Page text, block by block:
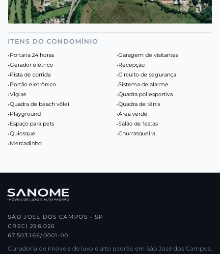
ITENS DO CONDOMÍNIO
•Portaria 24 horas •Garagem de visitantes
•Gerador elétrico •Recepção
•Pista de corrida •Circuito de segurança
•Portão eletrônico •Sistema de alarme
•Vigias •Quadra poliesportiva
•Quadra de beach vôlei •Quadra de tênis
•Playground •Área verde
•Espaço para pets •Salão de festas
•Quiosque •Churrasqueira
•Mercadinho
SÃO JOSÉ DOS CAMPOS - SP
CRECI 296.026
67.503.166/0001-00
Curadoria de imóveis de luxo e alto padrão em São José dos Campos.